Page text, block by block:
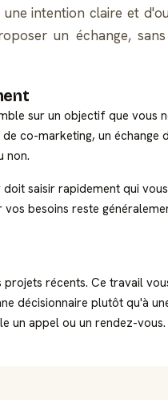
intention claire et
un échange,
sur un objectif que vous
co-marketing, un échange
non.
saisir rapidement qui
besoins reste
récents. Ce travail
décisionnaire plutôt qu'à
appel ou un rendez-